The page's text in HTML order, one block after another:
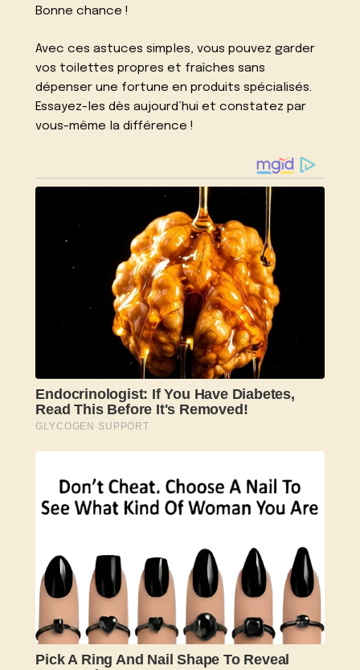
Bonne chance !
Avec ces astuces simples, vous pouvez garder
vos toilettes propres et fraîches sans
dépenser une fortune en produits spécialisés.
Essayez-les dès aujourd’hui et constatez par
vous-même la différence !